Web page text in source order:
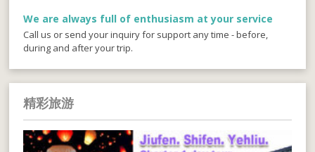
We are always full of enthusiasm at your service
Call us or send your inquiry for support any time - before,
during and after your trip.
精彩旅游